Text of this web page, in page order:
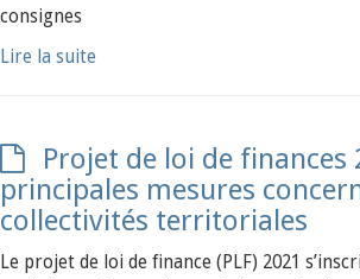
consignes
Lire la suite
Projet de loi de finances
principales mesures
collectivités territoriales
Le projet de loi de finance (PLF) 2021